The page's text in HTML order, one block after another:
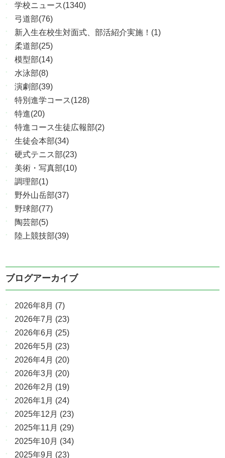
学校ニュース(1340)
弓道部(76)
新入生在校生対面式、部活紹介実施！(1)
柔道部(25)
模型部(14)
水泳部(8)
演劇部(39)
特別進学コース(128)
特進(20)
特進コース生徒広報部(2)
生徒会本部(34)
硬式テニス部(23)
美術・写真部(10)
調理部(1)
野外山岳部(37)
野球部(77)
陶芸部(5)
陸上競技部(39)
ブログアーカイブ
2026年8月 (7)
2026年7月 (23)
2026年6月 (25)
2026年5月 (23)
2026年4月 (20)
2026年3月 (20)
2026年2月 (19)
2026年1月 (24)
2025年12月 (23)
2025年11月 (29)
2025年10月 (34)
2025年9月 (23)